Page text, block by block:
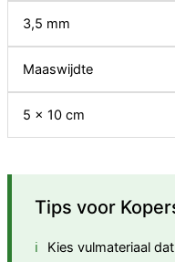
3,5 mm
Maaswijdte
5 x 10 cm
Tips voor
Kies vulmateriaal